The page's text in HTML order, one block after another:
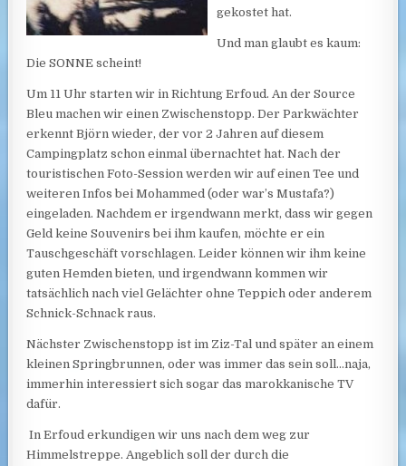
gekostet hat.
Und man glaubt es kaum:
Die SONNE scheint!
Um 11 Uhr starten wir in Richtung Erfoud. An der Source
Bleu machen wir einen Zwischenstopp. Der Parkwächter
erkennt Björn wieder, der vor 2 Jahren auf diesem
Campingplatz schon einmal übernachtet hat. Nach der
touristischen Foto-Session werden wir auf einen Tee und
weiteren Infos bei Mohammed (oder war’s Mustafa?)
eingeladen. Nachdem er irgendwann merkt, dass wir gegen
Geld keine Souvenirs bei ihm kaufen, möchte er ein
Tauschgeschäft vorschlagen. Leider können wir ihm keine
guten Hemden bieten, und irgendwann kommen wir
tatsächlich nach viel Gelächter ohne Teppich oder anderem
Schnick-Schnack raus.
Nächster Zwischenstopp ist im Ziz-Tal und später an einem
kleinen Springbrunnen, oder was immer das sein soll…naja,
immerhin interessiert sich sogar das marokkanische TV
dafür.
In Erfoud erkundigen wir uns nach dem weg zur
Himmelstreppe. Angeblich soll der durch die